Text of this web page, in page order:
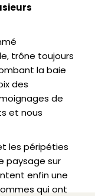
trône toujours
la baie
des
de
et nous
les péripéties
paysage sur
enfin une
qui ont